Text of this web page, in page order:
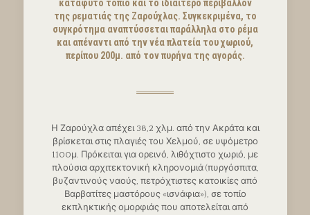
κατάφυτο τοπίο και το ιδιαίτερο περιβάλλον
της ρεματιάς της Ζαρούχλας. Συγκεκριμένα, το
συγκρότημα αναπτύσσεται παράλληλα στο ρέμα
και απέναντι από την νέα πλατεία του χωριού,
περίπου 200μ. από τον πυρήνα της αγοράς.
Η Ζαρούχλα απέχει 38,2 χλμ. από την Ακράτα και
βρίσκεται στις πλαγιές του Χελμού, σε υψόμετρο
1100μ. Πρόκειται για ορεινό, λιθόχτιστο χωριό, με
πλούσια αρχιτεκτονική κληρονομιά (πυργόσπιτα,
βυζαντινούς ναούς, πετρόχτιστες κατοικίες από
Βαρβατίτες μαστόρους «ισνάφια»), σε τοπίο
εκπληκτικής ομορφιάς που αποτελείται από